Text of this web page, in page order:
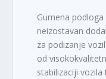
Gumena
neizostavan
za podizanje
od
stabilizaciji